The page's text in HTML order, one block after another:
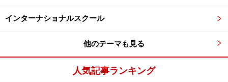
インターナショナルスクール
他のテーマも見る
人気記事ランキング